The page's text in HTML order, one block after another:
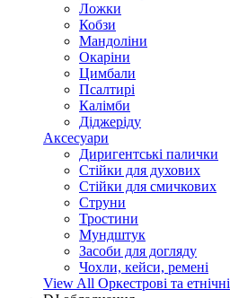
Ложки
Кобзи
Мандоліни
Окаріни
Цимбали
Псалтирі
Калімби
Діджеріду
Аксесуари
Диригентські палички
Стійки для духових
Стійки для смичкових
Струни
Тростини
Мундштук
Засоби для догляду
Чохли, кейси, ремені
View All Оркестрові та етнічні